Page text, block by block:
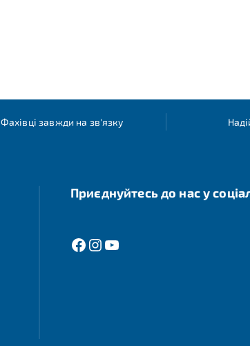
Фахівці завжди на зв'язку
Приєднуйтесь до нас у